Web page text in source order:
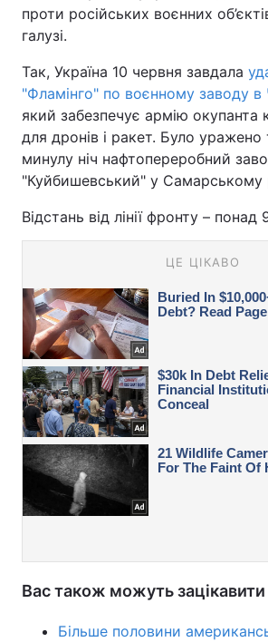
проти російських воєнних
галузі.
Так, Україна 10 червня завдала
"Фламінго" по воєнному заводу в
який забезпечує армію окупанта
для дронів і ракет. Було
минулу ніч нафтопереробний
"Куйбишевський" у Самарському
Відстань від лінії фронту – понад
Вас також можуть
Більше половини